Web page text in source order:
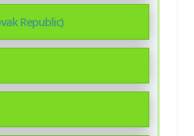
Republic)